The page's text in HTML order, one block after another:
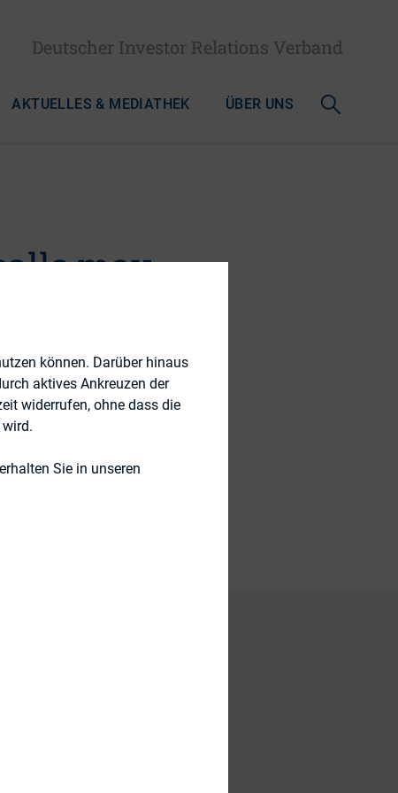
Deutscher Investor Relations Verband
AKTUELLES & MEDIATHEK ÜBER UNS
may
State
of time to
können. Darüber hinaus
aktives Ankreuzen der
widerrufen, ohne dass die
Sie in unseren